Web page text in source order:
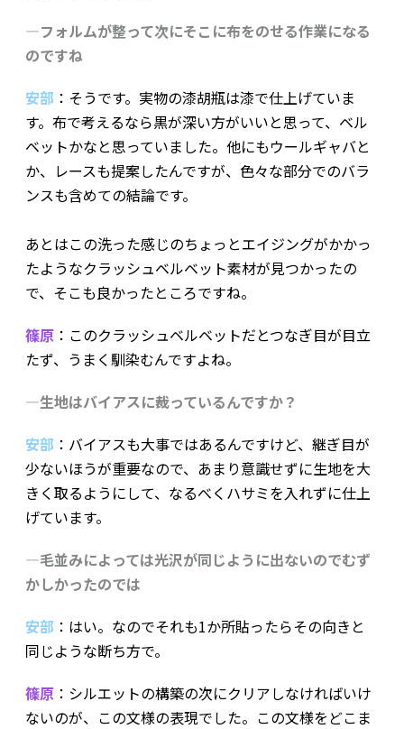
―フォルムが整って次にそこに布をのせる作業になる
のですね
安部 ：そうです。実物の漆胡瓶は漆で仕上げていま
す。布で考えるなら黒が深い方がいいと思って、ベル
ベットかなと思っていました。他にもウールギャバと
か、レースも提案したんですが、色々な部分でのバラ
ンスも含めての結論です。
あとはこの洗った感じのちょっとエイジングがかかっ
たようなクラッシュベルベット素材が見つかったの
で、そこも良かったところですね。
篠原：このクラッシュベルベットだとつなぎ目が目立
たず、うまく馴染むんですよね。
―生地はバイアスに裁っているんですか？
安部 ：バイアスも大事ではあるんですけど、継ぎ目が
少ないほうが重要なので、あまり意識せずに生地を大
きく取るようにして、なるべくハサミを入れずに仕上
げています。
―毛並みによっては光沢が同じように出ないのでむず
かしかったのでは
安部 ：はい。なのでそれも1か所貼ったらその向きと
同じような断ち方で。
篠原：シルエットの構築の次にクリアしなければいけ
ないのが、この文様の表現でした。この文様をどこま